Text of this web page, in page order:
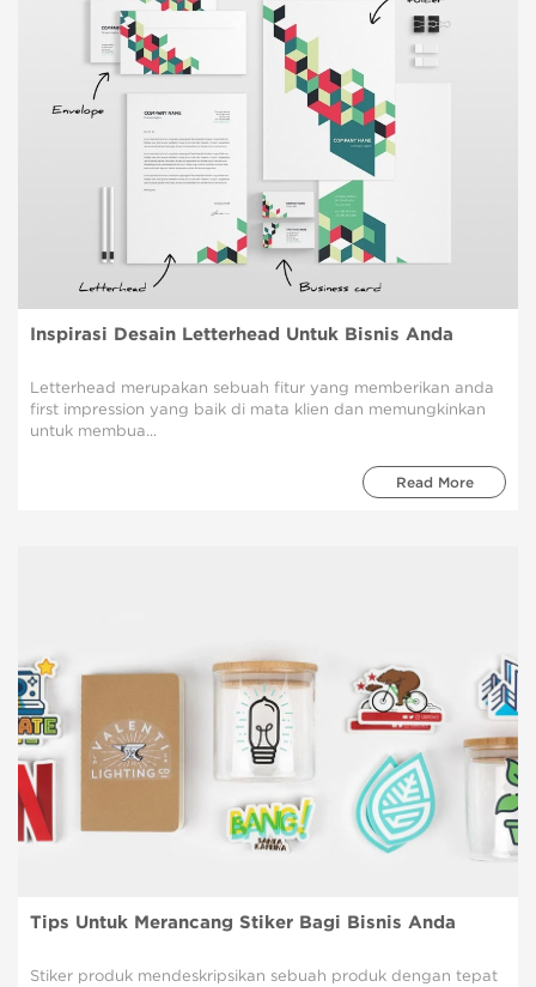
Inspirasi Desain Letterhead Untuk Bisnis Anda
Letterhead merupakan sebuah fitur yang memberikan anda
first impression yang baik di mata klien dan memungkinkan
untuk membua...
Read More
Tips Untuk Merancang Stiker Bagi Bisnis Anda
Stiker produk mendeskripsikan sebuah produk dengan tepat